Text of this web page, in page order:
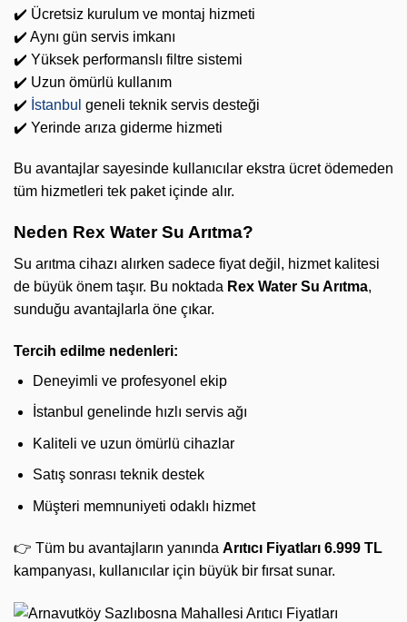
✔️ Ücretsiz kurulum ve montaj hizmeti
✔️ Aynı gün servis imkanı
✔️ Yüksek performanslı filtre sistemi
✔️ Uzun ömürlü kullanım
✔️ İstanbul geneli teknik servis desteği
✔️ Yerinde arıza giderme hizmeti
Bu avantajlar sayesinde kullanıcılar ekstra ücret ödemeden
tüm hizmetleri tek paket içinde alır.
Neden Rex Water Su Arıtma?
Su arıtma cihazı alırken sadece fiyat değil, hizmet kalitesi
de büyük önem taşır. Bu noktada Rex Water Su Arıtma,
sunduğu avantajlarla öne çıkar.
Tercih edilme nedenleri:
Deneyimli ve profesyonel ekip
İstanbul genelinde hızlı servis ağı
Kaliteli ve uzun ömürlü cihazlar
Satış sonrası teknik destek
Müşteri memnuniyeti odaklı hizmet
👉 Tüm bu avantajların yanında Arıtıcı Fiyatları 6.999 TL
kampanyası, kullanıcılar için büyük bir fırsat sunar.